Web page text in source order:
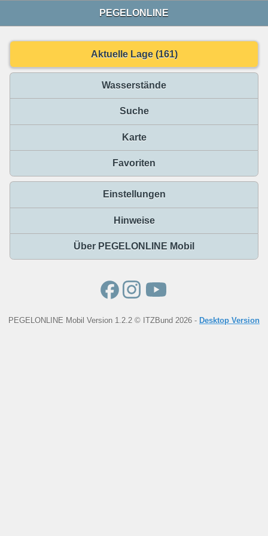
PEGELONLINE
Aktuelle Lage (161)
Wasserstände
Suche
Karte
Favoriten
Einstellungen
Hinweise
Über PEGELONLINE Mobil
PEGELONLINE Mobil Version 1.2.2 © ITZBund 2026 - Desktop Version